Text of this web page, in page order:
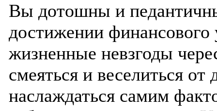
Вы дотошны и
достижении
жизненные невзгоды
смеяться и веселиться
наслаждаться самим